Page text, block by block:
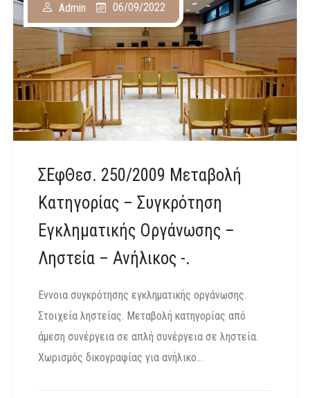
ΣΕφΘεσ. 250/2009 Μεταβολή
Κατηγορίας – Συγκρότηση
Εγκληματικής Οργάνωσης –
Ληστεία – Ανήλικος -.
Admin 06/09/2022
Εννοια συγκρότησης εγκληματικής οργάνωσης.
Στοιχεία ληστείας. Μεταβολή κατηγορίας από
άμεση συνέργεια σε απλή συνέργεια σε ληστεία.
Χωρισμός δικογραφίας για ανήλικο…